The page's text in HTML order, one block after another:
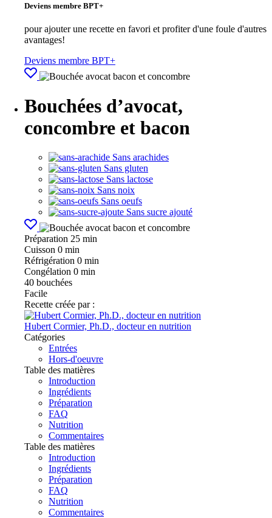
Deviens membre BPT+
pour ajouter une recette en favori et profiter d'une foule d'autres
avantages!
Deviens membre BPT+
Bouchées d’avocat,
concombre et bacon
Sans arachides
Sans gluten
Sans lactose
Sans noix
Sans oeufs
Sans sucre ajouté
Préparation 25 min
Cuisson 0 min
Réfrigération 0 min
Congélation 0 min
40 bouchées
Facile
Recette créée par :
Hubert Cormier, Ph.D., docteur en nutrition
Catégories
Entrées
Hors-d'oeuvre
Table des matières
Introduction
Ingrédients
Préparation
FAQ
Nutrition
Commentaires
Table des matières
Introduction
Ingrédients
Préparation
FAQ
Nutrition
Commentaires